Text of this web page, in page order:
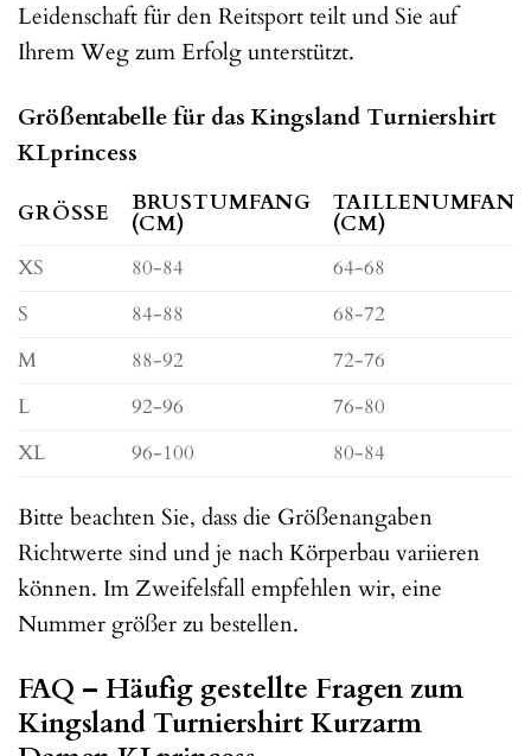
Leidenschaft für den Reitsport teilt und Sie auf
Ihrem Weg zum Erfolg unterstützt.
Größentabelle für das Kingsland Turniershirt
KLprincess
GRÖSSE BRUSTUMFANG
(CM)
(CM)
XS
80-84
64-68
S
84-88
68-72
M
88-92
72-76
L
92-96
76-80
XL
96-100 80-84
Bitte beachten Sie, dass die Größenangaben
Richtwerte sind und je nach Körperbau variieren
können. Im Zweifelsfall empfehlen wir, eine
Nummer größer zu bestellen.
FAQ – Häufig gestellte Fragen zum
Kingsland Turniershirt Kurzarm